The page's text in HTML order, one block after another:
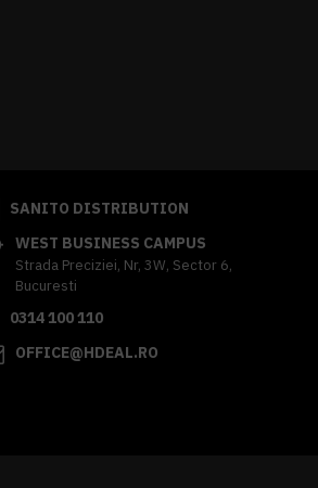
SANITO DISTRIBUTION
WEST BUSINESS CAMPUS
Strada Preciziei, Nr, 3W, Sector 6,
Bucuresti
0314 100 110
OFFICE@HDEAL.RO